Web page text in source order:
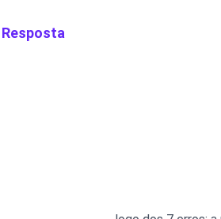
Resposta